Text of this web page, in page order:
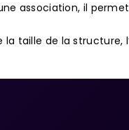
association, il
la taille de la structure,